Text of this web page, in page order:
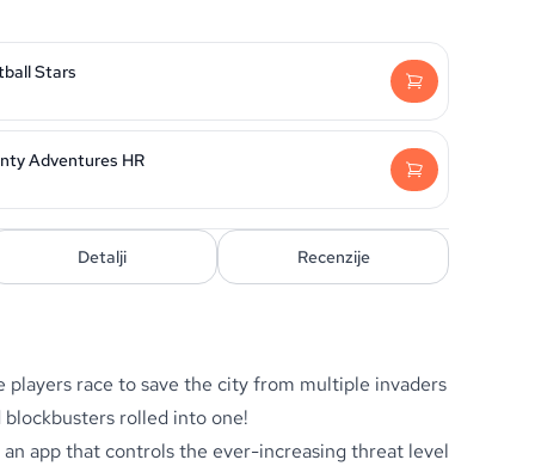
Stars
Adventures HR
Detalji Recenzije
players race to save the city from multiple invaders
rolled into one!
app that controls the ever-increasing threat level